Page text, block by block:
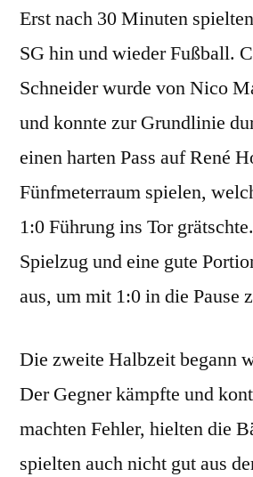
Erst nach 30 Minuten
SG hin und wieder Fußball.
Schneider wurde von Nico
und konnte zur Grundlinie
einen harten Pass auf René
Fünfmeterraum spielen,
1:0 Führung ins Tor
Spielzug und eine gute
aus, um mit 1:0 in die Pause
Die zweite Halbzeit begann
Der Gegner kämpfte und
machten Fehler, hielten die
spielten auch nicht gut aus